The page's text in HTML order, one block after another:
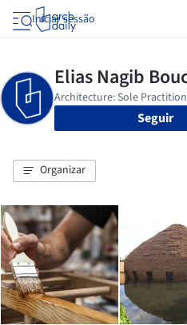
Iniciar sessão
Seguir
Organizar